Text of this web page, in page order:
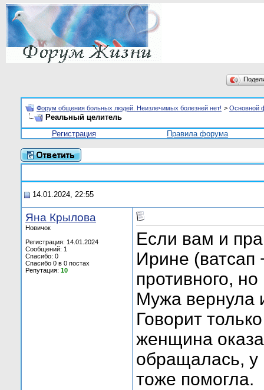
Форум общения больных людей. Неизлечимых болезней нет! > Основной
Реальный целитель
Регистрация
Правила форума
14.01.2024, 22:55
Яна Крылова
Новичок
Регистрация: 14.01.2024
Сообщений: 1
Спасибо: 0
Спасибо 0 в 0 постах
Репутация: 10
Если вам и
Ирине
противного,
Мужа вернула
Говорит
женщина
обращалась,
тоже помогла.